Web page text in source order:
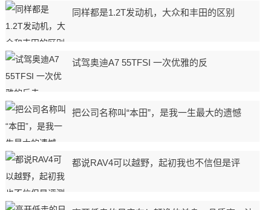
同样都是1.2T发动机，大众和丰田的区别
试驾奥迪A7 55TFSI 一次优雅的反
把公司名称叫“本田”，是我一生最大的遗憾
都说RAV4可以越野，起初我也不信但是评